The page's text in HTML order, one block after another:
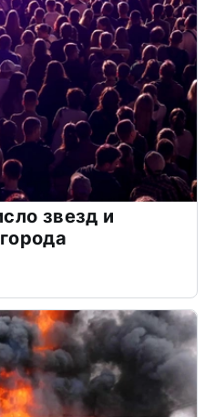
звезд и